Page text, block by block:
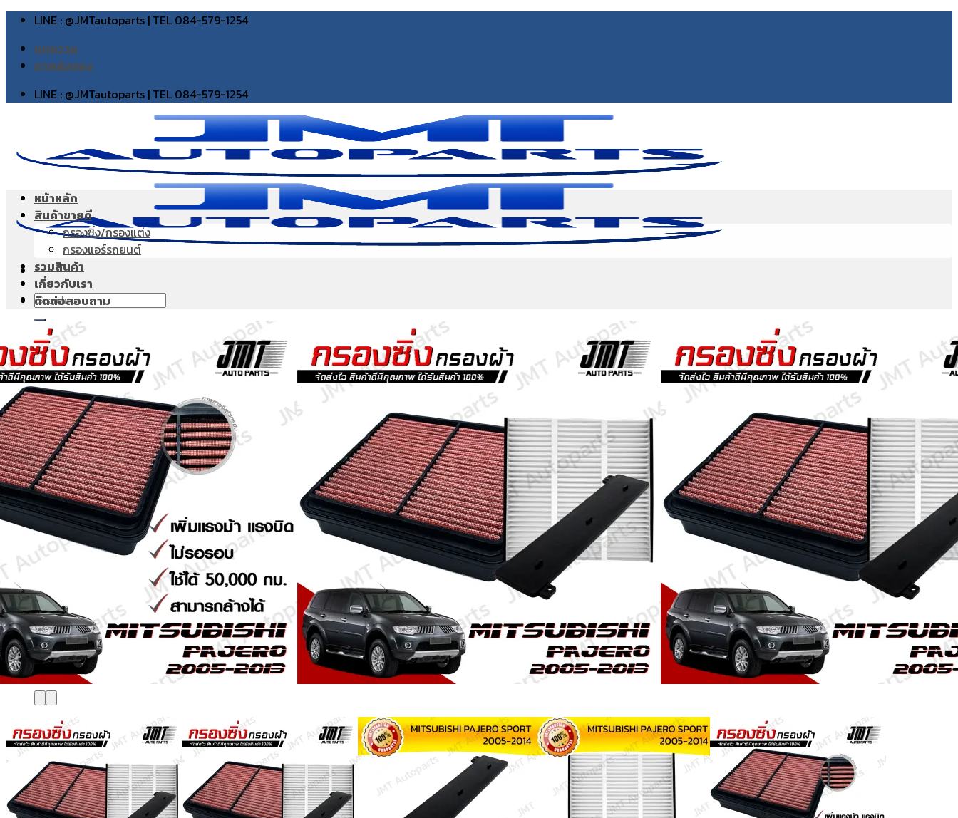
Skip
content
LINE : @JMTautoparts | TEL 084-579-1254
บทความ
ภาพส่งของ
LINE : @JMTautoparts | TEL 084-579-1254
Search
for:
Search
for:
หน้าหลัก
สินค้าขายดี
กรองซิ่ง/กรองแต่ง
กรองแอร์รถยนต์
รวมสินค้า
เกี่ยวกับเรา
ติดต่อสอบถาม